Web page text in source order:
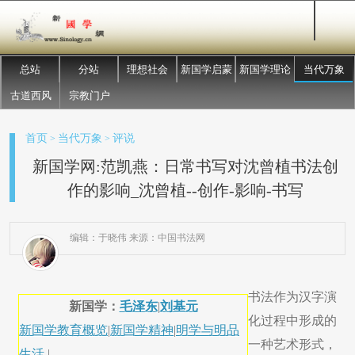
总站 分站 理想社会 新国学启蒙 新国学理论 当代万象
古道西风 宗教门户
首页 > 当代万象 > 评说
新国学网:范凯燕：日常书写对沈曾植书法创
作的影响_沈曾植--创作-影响-书写
编辑：于晓伟 来源：中国书法网
新国学： 毛泽东|刘基元
新国学教育概览|新国学精神|明学与明品
书法作为汉字演
化过程中形成的
一种艺术形式，